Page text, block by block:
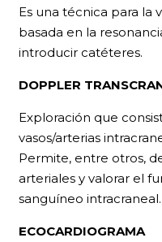
Es una técnica para la
basada en la
introducir
DOPPLER
Exploración que
vasos/arterias
Permite, entre otros,
arteriales y valorar el
sanguíneo intracraneal.
ECOCARDIOGRAMA